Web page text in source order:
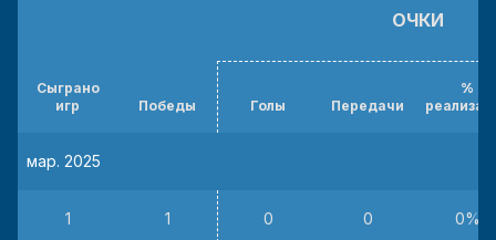
Сыграно
игр
Победы
ОЧКИ
Голы Передачи
%
мар. 2025
1 1 0 0 0%